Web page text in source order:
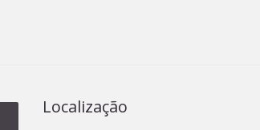
Localização